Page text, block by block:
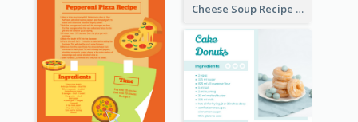
Cheese Soup Recipe Card